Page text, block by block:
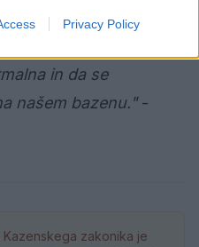
Privacy Policy
in odplavane
in da se
našem bazenu."-
Kazenskega zakonika je